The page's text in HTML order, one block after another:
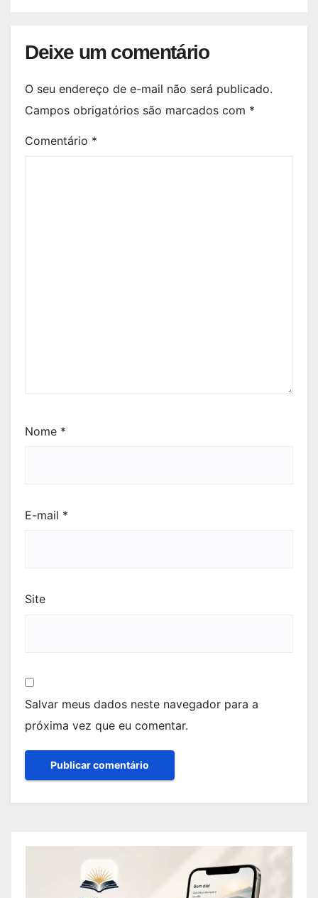
Deixe um comentário
O seu endereço de e-mail não será publicado.
Campos obrigatórios são marcados com *
Comentário *
Nome *
E-mail *
Site
Salvar meus dados neste navegador para a
próxima vez que eu comentar.